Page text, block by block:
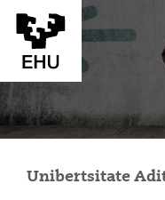
Eduki nagusira joan
Unibertsitate